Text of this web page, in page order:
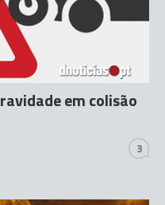
em colisão
3